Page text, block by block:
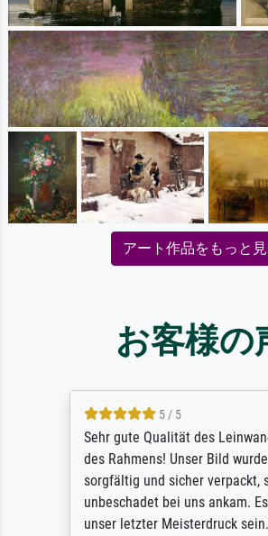
アート作品をもっと
お客様の
5 / 5
Sehr gute Qualität des
des Rahmens! Unser Bild wurde
sorgfältig und sicher verpackt,
unbeschadet bei uns ankam. Es
unser letzter Meisterdruck sein.